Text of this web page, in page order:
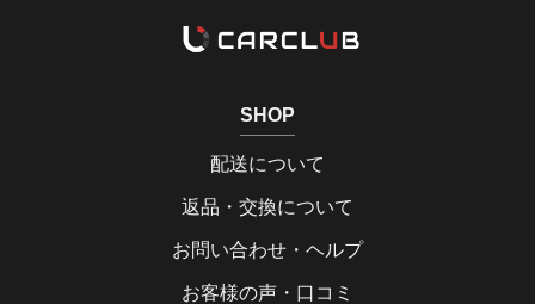
SHOP
配送について
返品・交換について
お問い合わせ・ヘルプ
お客様の声・口コミ